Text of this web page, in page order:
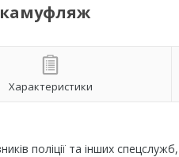
камуфляж
Характеристики
поліції та інших